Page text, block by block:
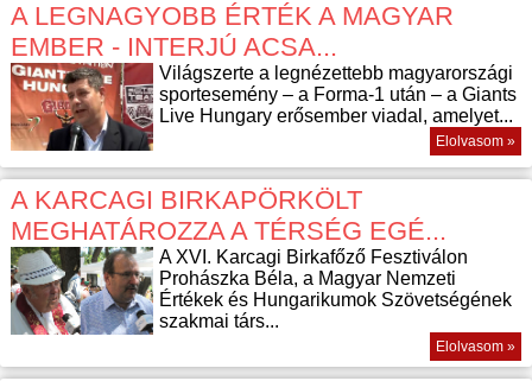
A LEGNAGYOBB ÉRTÉK A MAGYAR
EMBER - INTERJÚ ACSA...
Világszerte a legnézettebb magyarországi
sportesemény – a Forma-1 után – a Giants
Live Hungary erősember viadal, amelyet...
Elolvasom »
A KARCAGI BIRKAPÖRKÖLT
MEGHATÁROZZA A TÉRSÉG EGÉ...
A XVI. Karcagi Birkafőző Fesztiválon
Prohászka Béla, a Magyar Nemzeti
Értékek és Hungarikumok Szövetségének
szakmai társ...
Elolvasom »